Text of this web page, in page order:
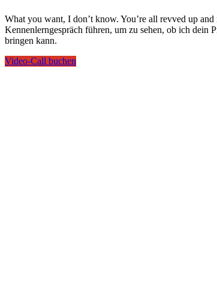
What you want, I don’t know. You’re all revved up
Kennenlerngespräch führen, um zu sehen, ob ich dein
bringen kann.
Video-Call buchen